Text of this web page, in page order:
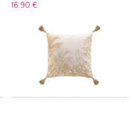
16.90 €